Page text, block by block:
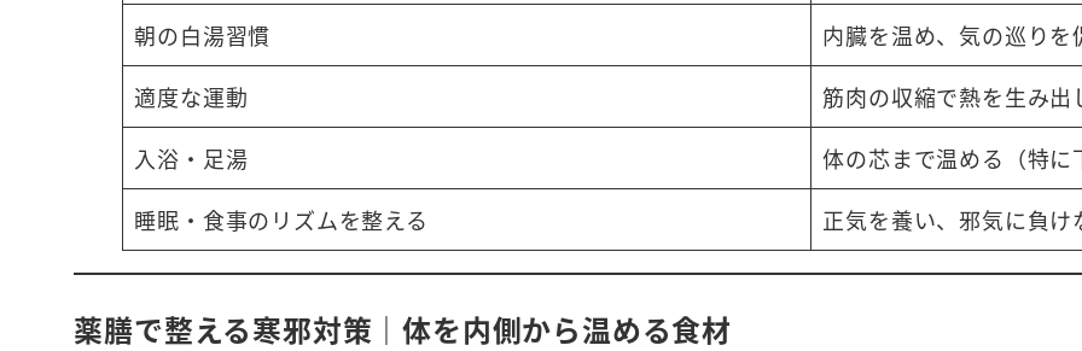
朝の白湯習慣
内臓を温め、気の巡りを
適度な運動
筋肉の収縮で熱を生み出
入浴・足湯
体の芯まで温める（特に
睡眠・食事のリズムを整える
正気を養い、邪気に負け
薬膳で整える寒邪対策｜体を内側から温める食材